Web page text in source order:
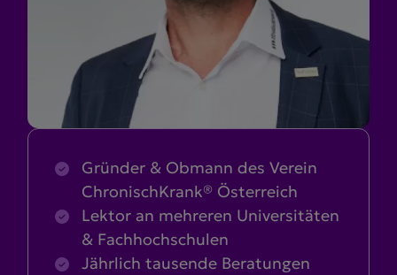
Gründer & Obmann des Verein
ChronischKrank® Österreich
Lektor an mehreren Universitäten
& Fachhochschulen
Jährlich tausende Beratungen